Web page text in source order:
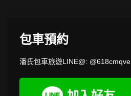
包車預約
潘氏包車旅遊LINE@: @618cmqve